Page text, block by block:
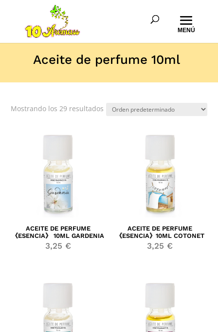
Aceite de perfume 10ml
Mostrando los 29 resultados
ACEITE DE PERFUME
《ESENCIA》 10ML GARDENIA
3,25 €
ACEITE DE PERFUME
《ESENCIA》10ML COTONET
3,25 €